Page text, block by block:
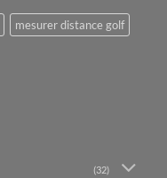
mesurer distance golf
(32)